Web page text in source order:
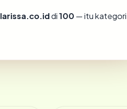
larissa.co.iddi100 — itu kategori